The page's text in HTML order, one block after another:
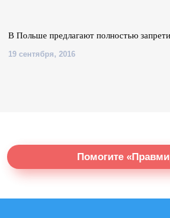
В Польше предлагают полностью
19 сентября, 2016
Помогите